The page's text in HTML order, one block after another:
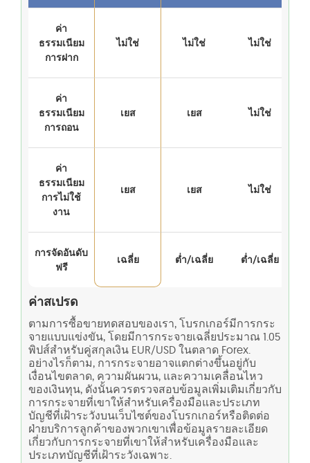
ค่า
ธรรมเนียม
การฝาก
ไม่ใช่ ไม่ใช่ ไม่ใช่
ค่า
ธรรมเนียม
การถอน
เยส เยส ไม่ใช่
ค่า
ธรรมเนียม
การไม่ใช้
งาน
เยส เยส ไม่ใช่
การจัดอันดับ
ฟรี
เฉลี่ย ต่ำ/เฉลี่ย ต่ำ/เฉลี่ย
ค่าสเปรด
ตามการซื้อขายทดสอบของเรา, โบรกเกอร์มีการกระ
จายแบบแข่งขัน, โดยมีการกระจายเฉลี่ยประมาณ 1.05
พิปส์สำหรับคู่สกุลเงิน EUR/USD ในตลาด Forex.
อย่างไรก็ตาม, การกระจายอาจแตกต่างขึ้นอยู่กับ
เงื่อนไขตลาด, ความผันผวน, และความเคลื่อนไหว
ของเงินทุน, ดังนั้นควรตรวจสอบข้อมูลเพิ่มเติมเกี่ยวกับ
การกระจายที่เขาให้สำหรับเครื่องมือและประเภท
บัญชีที่เฝ้าระวังบนเว็บไซต์ของโบรกเกอร์หรือติดต่อ
ฝ่ายบริการลูกค้าของพวกเขาเพื่อข้อมูลรายละเอียด
เกี่ยวกับการกระจายที่เขาให้สำหรับเครื่องมือและ
ประเภทบัญชีที่เฝ้าระวังเฉพาะ.